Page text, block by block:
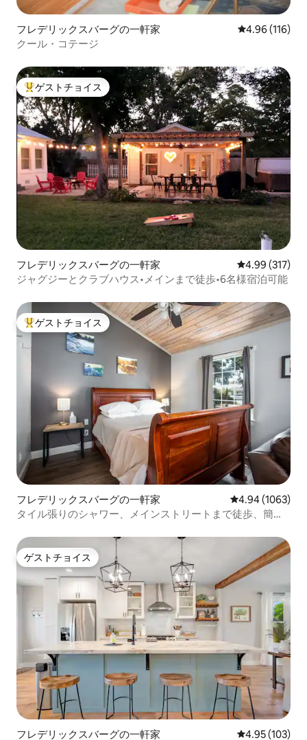
フレデリックスバーグの一軒家 レビュー116
4.96 (116)
クール・コテージ
大好評のゲストチョイスです。
ゲストチョイス
フレデリックスバーグの一軒家 レビュー317
4.99 (317)
ジャグジーとクラブハウス•メインまで徒歩•6名様宿泊可能
大好評のゲストチョイスです。
ゲストチョイス
フレデリックスバーグの一軒家 レビュー1063
4.94 (1063)
タイル張りのシャワー、メインストリートまで徒歩、簡易
ゲストチョイス
ゲストチョイス
フレデリックスバーグの一軒家 レビュー103
4.95 (103)